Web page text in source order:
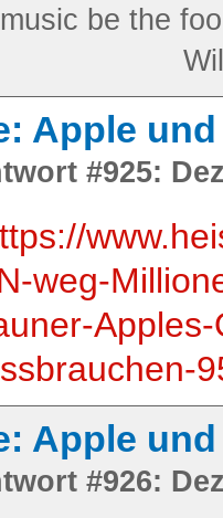
be the
Apple
#925:
weg-
Apple
#926: